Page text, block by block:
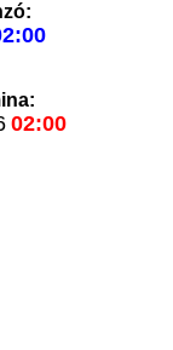
02:00